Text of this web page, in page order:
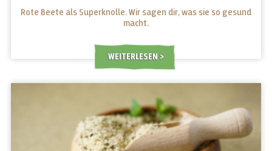
Rote Beete als Superknolle. Wir sagen dir, was sie so gesund
macht.
WEITERLESEN